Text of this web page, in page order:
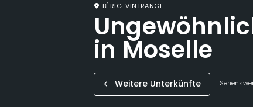
BÉRIG-VINTRANGE
in Moselle
Weitere Unterkünfte